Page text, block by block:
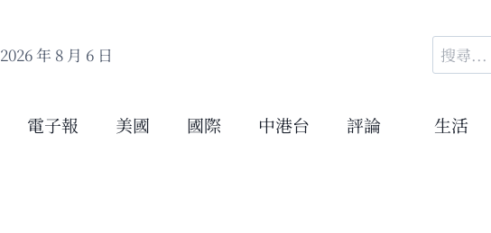
2026 年 8 月 6 日
搜
尋
鍵
電子報 美國 國際 中港台 評論 生活